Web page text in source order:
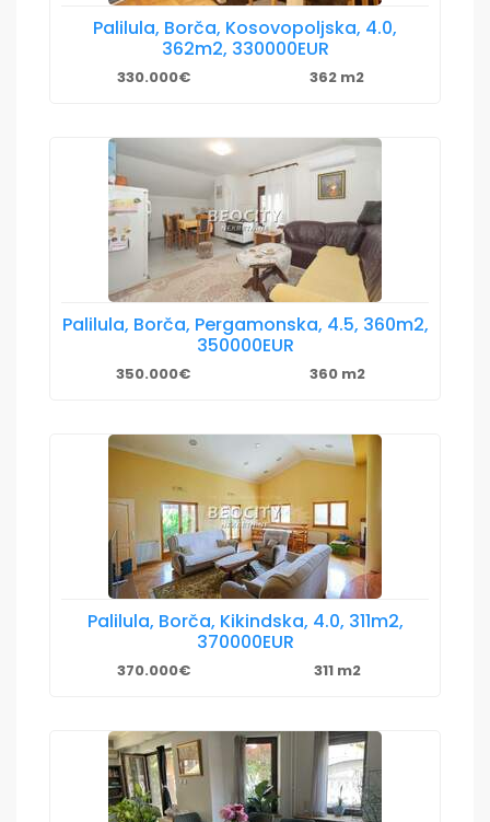
Palilula, Borča, Kosovopoljska, 4.0,
362m2, 330000EUR
330.000€ 362 m2
Palilula, Borča, Pergamonska, 4.5, 360m2,
350000EUR
350.000€ 360 m2
Palilula, Borča, Kikindska, 4.0, 311m2,
370000EUR
370.000€ 311 m2